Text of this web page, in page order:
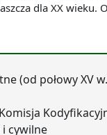
dla XX
(od połowy XV
cywilne